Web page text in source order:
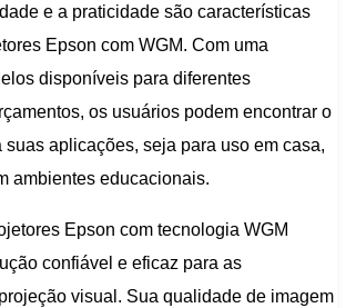
e a praticidade são características
Epson com WGM. Com uma
disponíveis para diferentes
os usuários podem encontrar o
suas aplicações, seja para uso em casa,
ambientes educacionais.
Epson com tecnologia WGM
confiável e eficaz para as
visual. Sua qualidade de imagem